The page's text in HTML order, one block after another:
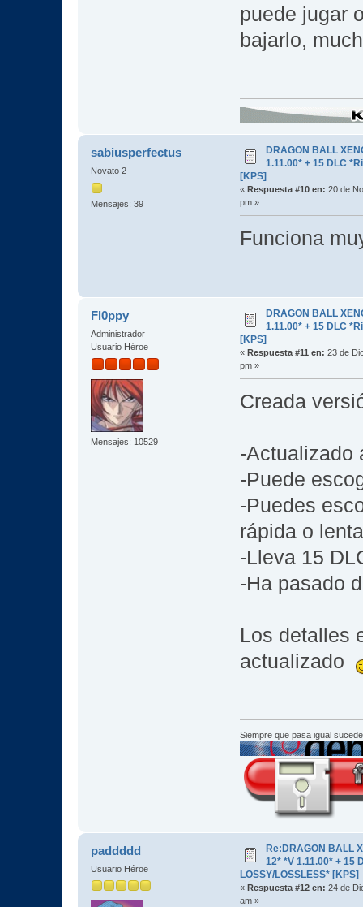
puede jugar
bajarlo,
sabiusperfectus
Novato 2
Mensajes: 39
DRAGON BALL
1.11.00* + 15 DLC
[KPS]
« Respuesta #10 en: 20 de
pm »
Funciona
Fl0ppy
Administrador
Usuario Héroe
Mensajes: 10529
DRAGON BALL
1.11.00* + 15 DLC
[KPS]
« Respuesta #11 en: 23 de
pm »
Creada
-Actualizado
-Puede
-Puedes
rápida o lenta
-Lleva 15
-Ha pasado
Los detalles
actualizado
Siempre que pasa igual
paddddd
Usuario Héroe
Re:DRAGON BALL
12* *V 1.11.00* + 15
LOSSY/LOSSLESS* [KPS]
« Respuesta #12 en: 24 de
am »